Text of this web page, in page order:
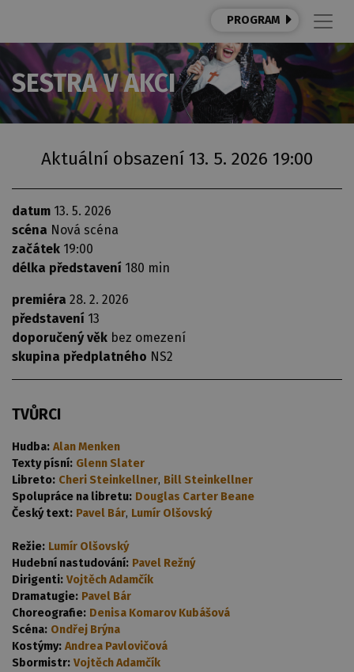
PROGRAM
SESTRA V AKCI
Aktuální obsazení 13. 5. 2026 19:00
datum 13. 5. 2026
scéna Nová scéna
začátek 19:00
délka představení 180 min
premiéra 28. 2. 2026
představení 13
doporučený věk bez omezení
skupina předplatného NS2
TVŮRCI
Hudba: Alan Menken
Texty písní: Glenn Slater
Libreto: Cheri Steinkellner, Bill Steinkellner
Spolupráce na libretu: Douglas Carter Beane
Český text: Pavel Bár, Lumír Olšovský
Režie: Lumír Olšovský
Hudební nastudování: Pavel Režný
Dirigenti: Vojtěch Adamčík
Dramatugie: Pavel Bár
Choreografie: Denisa Komarov Kubášová
Scéna: Ondřej Brýna
Kostýmy: Andrea Pavlovičová
Sbormistr: Vojtěch Adamčík